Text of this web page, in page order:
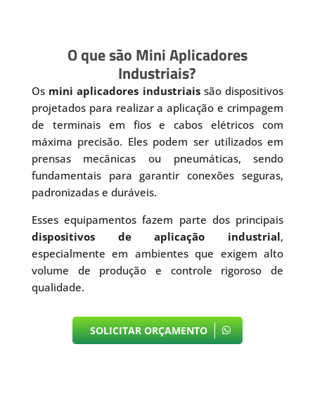
O que são Mini Aplicadores
Industriais?
Os mini aplicadores industriaissão dispositivos
projetados para realizar a aplicação e crimpagem
de terminais em fios e cabos elétricos com
máxima precisão. Eles podem ser utilizados em
prensas mecânicas ou pneumáticas, sendo
fundamentais para garantir conexões seguras,
padronizadas e duráveis.
Esses equipamentos fazem parte dos principais
dispositivos de aplicação industrial,
especialmente em ambientes que exigem alto
volume de produção e controle rigoroso de
qualidade.
SOLICITAR ORÇAMENTO